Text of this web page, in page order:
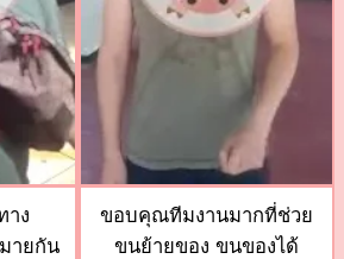
าง
ายกัน
ขอบคุณทีมงานมากที่ช่วย
ขนย้ายของ ขนของได้